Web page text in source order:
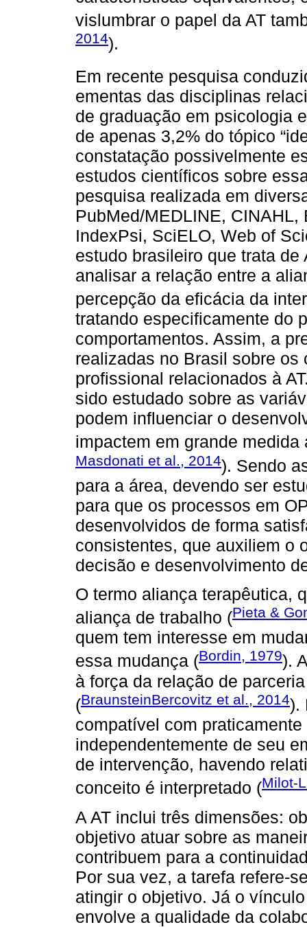
vislumbrar o papel da AT
2014).
Em recente pesquisa
ementas das disciplinas
de graduação em psicologia
de apenas 3,2% do tópico
constatação possivelmente
estudos científicos sobre
pesquisa realizada em
PubMed/MEDLINE,
IndexPsi, SciELO, Web of
estudo brasileiro que trata
analisar a relação entre a
percepção da eficácia da
tratando especificamente do
comportamentos. Assim, a
realizadas no Brasil sobre os
profissional relacionados à
sido estudado sobre as
podem influenciar o
impactem em grande medida
Masdonati et al., 2014). Sendo
para a área, devendo ser
para que os processos em
desenvolvidos de forma
consistentes, que auxiliem o
decisão e desenvolvimento
O termo aliança terapêutica,
aliança de trabalho (Pieta &
quem tem interesse em
essa mudança (Bordin, 1979).
à força da relação de
(BraunsteinBercovitz et al., 2014).
compatível com
independentemente de seu
de intervenção, havendo
conceito é interpretado (Milot-
A AT inclui três dimensões:
objetivo atuar sobre as
contribuem para a
Por sua vez, a tarefa refere-
atingir o objetivo. Já o
envolve a qualidade da